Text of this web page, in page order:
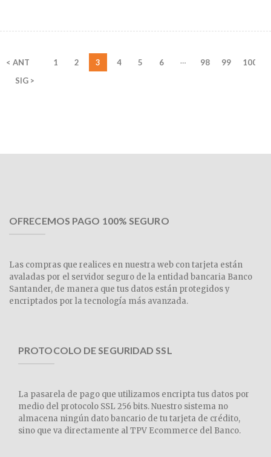
< ANT 1 2 3 4 5 6 … 98 99
100
SIG >
OFRECEMOS PAGO 100% SEGURO
Las compras que realices en nuestra web con tarjeta están
avaladas por el servidor seguro de la entidad bancaria Banco
Santander, de manera que tus datos están protegidos y
encriptados por la tecnología más avanzada.
PROTOCOLO DE SEGURIDAD SSL
La pasarela de pago que utilizamos encripta tus datos por
medio del protocolo SSL 256 bits. Nuestro sistema no
almacena ningún dato bancario de tu tarjeta de crédito,
sino que va directamente al TPV Ecommerce del Banco.